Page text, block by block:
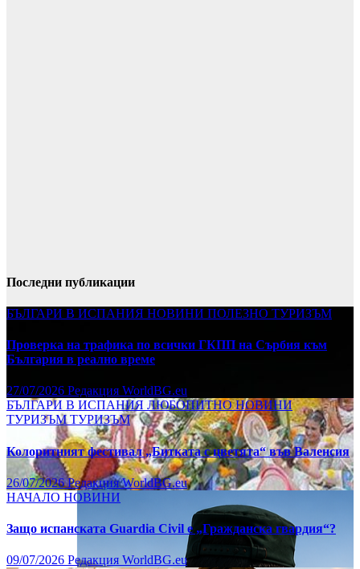
Последни публикации
БЪЛГАРИ В ИСПАНИЯ НОВИНИ ПОЛЕЗНО ТУРИЗЪМ
Проверка на трафика по всички ГКПП на Сърбия към
България в реално време
27/07/2026 Редакция WorldBG.eu
БЪЛГАРИ В ИСПАНИЯ ЛЮБОПИТНОНОВИНИ
ТУРИЗЪМТУРИЗЪМ
Колоритният фестивал „Битката с цветята“ във Валенсия
26/07/2026Редакция WorldBG.eu
НАЧАЛО НОВИНИ
Защо испанската Guardia Civil е „Гражданска гвардия“?
09/07/2026 Редакция WorldBG.eu